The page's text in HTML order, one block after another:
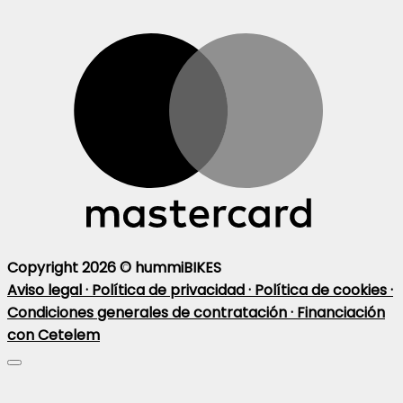
Copyright 2026 © hummiBIKES
Aviso legal · Política de privacidad · Política de cookies ·
Condiciones generales de contratación · Financiación
con Cetelem